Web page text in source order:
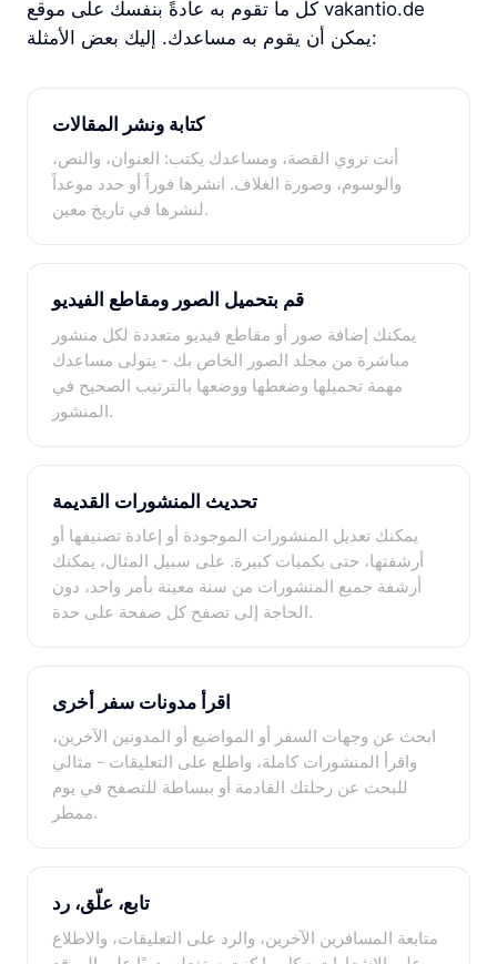
كل ما تقوم به عادةً بنفسك على موقع vakantio.de
يمكن أن يقوم به مساعدك. إليك بعض الأمثلة:
كتابة ونشر المقالات
أنت تروي القصة، ومساعدك يكتب: العنوان، والنص،
والوسوم، وصورة الغلاف. انشرها فوراً أو حدد موعداً
لنشرها في تاريخ معين.
قم بتحميل الصور ومقاطع الفيديو
يمكنك إضافة صور أو مقاطع فيديو متعددة لكل منشور
مباشرة من مجلد الصور الخاص بك - يتولى مساعدك
مهمة تحميلها وضغطها ووضعها بالترتيب الصحيح في
المنشور.
تحديث المنشورات القديمة
يمكنك تعديل المنشورات الموجودة أو إعادة تصنيفها أو
أرشفتها، حتى بكميات كبيرة. على سبيل المثال، يمكنك
أرشفة جميع المنشورات من سنة معينة بأمر واحد، دون
الحاجة إلى تصفح كل صفحة على حدة.
اقرأ مدونات سفر أخرى
ابحث عن وجهات السفر أو المواضيع أو المدونين الآخرين،
واقرأ المنشورات كاملة، واطلع على التعليقات - مثالي
للبحث عن رحلتك القادمة أو ببساطة للتصفح في يوم
ممطر.
تابع، علّق، رد
متابعة المسافرين الآخرين، والرد على التعليقات، والاطلاع